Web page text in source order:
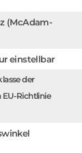
(McAdam-
einstellbar
der
EU-Richtlinie